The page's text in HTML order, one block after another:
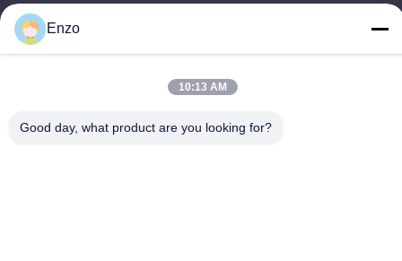
Indirizzo aziendale
N. 599, Zhangbei Road, contea di Huantai, città di Zibo,
provincia dello Shandong, Cina
Indirizzo della fabbrica
provincia dello Shandong
Enzo
10:13 AM
Good day, what product are you looking for?